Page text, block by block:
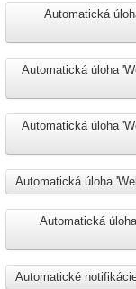
Automatická
Automatická úloha
Automatická úloha
Automatická úloha
Automatická
Automatické